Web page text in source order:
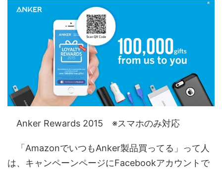
Anker Rewards 2015 ※スマホのみ対応
「AmazonでいつもAnker製品買ってる」って人
は、キャンペーンページにFacebookアカウントで